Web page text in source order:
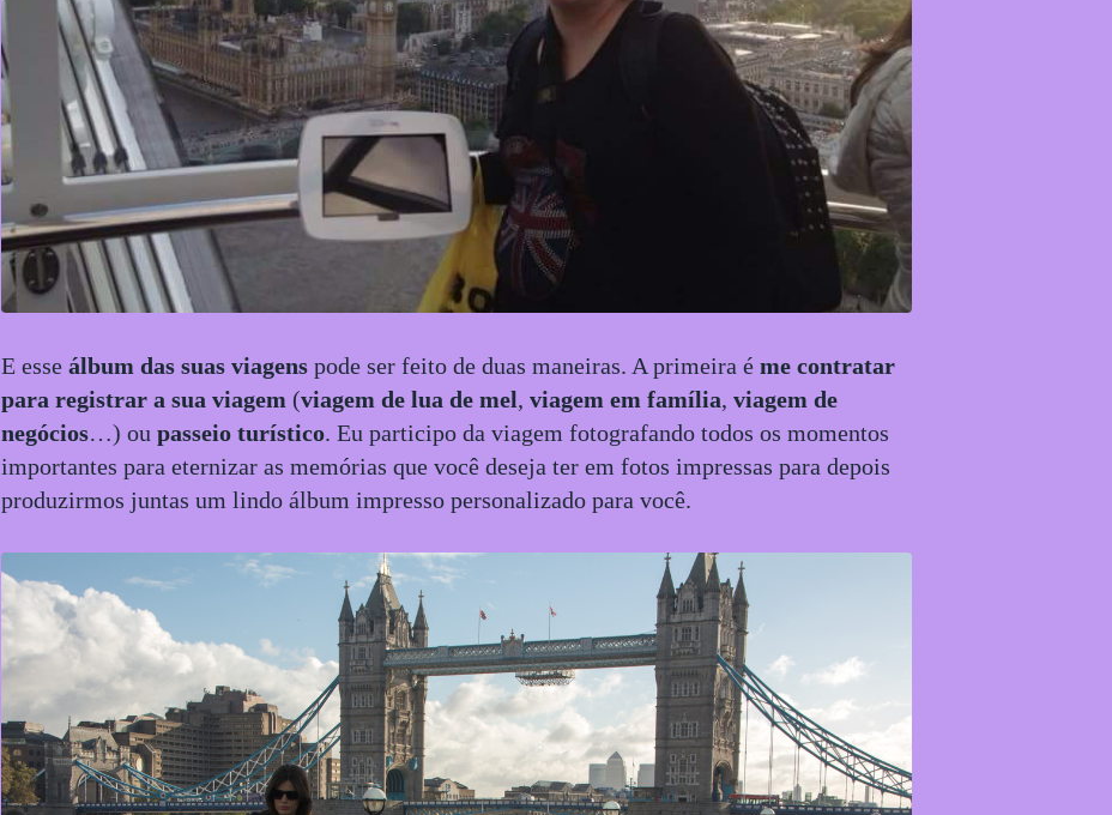
E esse álbum das suas viagens pode ser feito de duas maneiras. A primeira é me contratar
para registrar a sua viagem (viagem de lua de mel, viagem em família, viagem de
negócios…) ou passeio turístico. Eu participo da viagem fotografando todos os momentos
importantes para eternizar as memórias que você deseja ter em fotos impressas para depois
produzirmos juntas um lindo álbum impresso personalizado para você.